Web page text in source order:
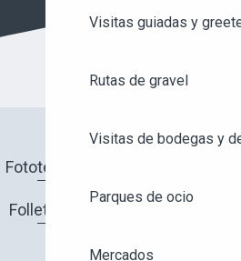
Visitas guiadas y
Rutas de gravel
Visitas de bodegas y
Parques de ocio
Mercados
Fototeca
Folletos